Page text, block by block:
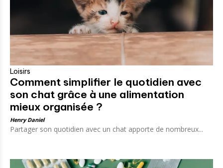
Loisirs
Comment simplifier le quotidien avec
son chat grâce à une alimentation
mieux organisée ?
Henry Daniel
Partager son quotidien avec un chat apporte de nombreux...